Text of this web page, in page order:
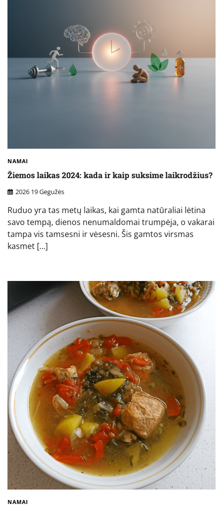
NAMAI
Žiemos laikas 2024: kada ir kaip suksime laikrodžius?
2026 19 Gegužės
Ruduo yra tas metų laikas, kai gamta natūraliai lėtina
savo tempą, dienos nenumaldomai trumpėja, o vakarai
tampa vis tamsesni ir vėsesni. Šis gamtos virsmas
kasmet […]
NAMAI